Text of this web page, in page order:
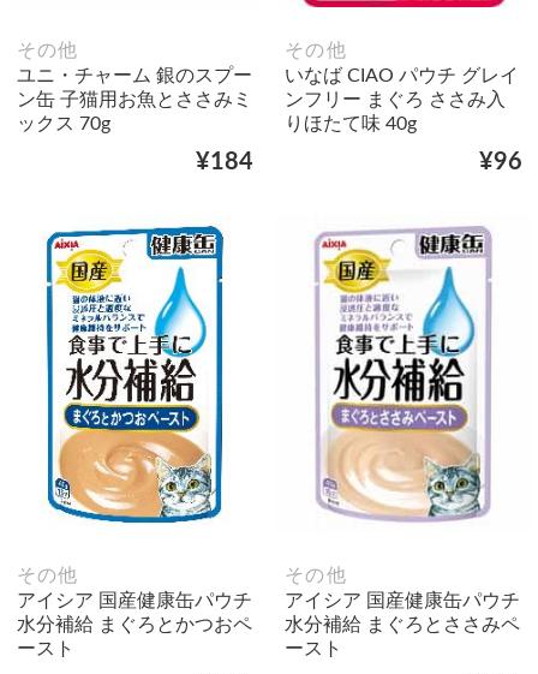
その他
ユニ・チャーム 銀のスプー
ン缶 子猫用お魚とささみミ
ックス 70g
¥184
その他
いなば CIAO パウチ グレイ
ンフリー まぐろ ささみ入
りほたて味 40g
¥96
その他
アイシア 国産健康缶パウチ
水分補給 まぐろとかつおペ
ースト
その他
アイシア 国産健康缶パウチ
水分補給 まぐろとささみペ
ースト